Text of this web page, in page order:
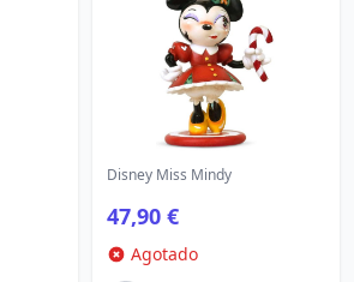
Disney Miss Mindy
47,90 €
Agotado